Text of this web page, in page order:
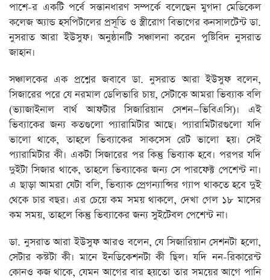
পাশে-র একটি পর্বে সন্তানধারণ সম্পর্কে বলেছেন মুগদা মেডিকেল
কলেজ অ্যান্ড হসপিটালের প্রসূতি ও স্ত্রীরোগ বিভাগের কনসালটেন্ট ডা.
নুসরাত আরা ইউসুফ। অনুষ্ঠানটি সঞ্চালনা করেন পুষ্টিবিদ নুসরাত
জাহান।
সঞ্চালকের এক প্রশ্নের জবাবে ডা. নুসরাত আরা ইউসুফ বলেন,
সিজারের পরে যে নরমাল ডেলিভারি চায়, সেটাকে আমরা ভিব্যাক বলি
(ভ্যাজাইনাল বার্থ আফটার সিজারিয়ান সেশন—ভিবিএসি)। এই
ভিব্যাকের জন্য কতগুলো প্যারামিটার আছে। প্যারামিটারগুলো যদি
ভালো থাকে, তাহলে ভিব্যাকের সাকসেস রেট ভালো হয়। সেই
প্যারামিটার কী। একটা সিজারের পর কিন্তু ভিব্যাক হবে। পরপর যদি
দুইটা সিজার থাকে, তাহলে ভিব্যাকের জন্য সে পারফেক্ট পেশেন্ট না।
এ ছাড়া আমরা যেটা বলি, ভিব্যাক প্রেগন্যান্সির গ্যাপ থাকতে হবে দুই
থেকে চার বছর। এর চেয়ে কম সময় থাকলে, দেখা গেল ১৮ মাসের
কম সময়, তাহলে কিন্তু ভিব্যাকের জন্য সুইটেবল পেশেন্ট না।
ডা. নুসরাত আরা ইউসুফ আরও বলেন, যে সিজারিয়ান সেশনটা হলো,
সেটার কস্টটা কী। মানে ইনডিকেশনটা কী ছিল। যদি নন-রিকারেন্ট
কোনও কজ থাকে, যেমন আগের বার হয়তো তার সময়ের আগে পানি